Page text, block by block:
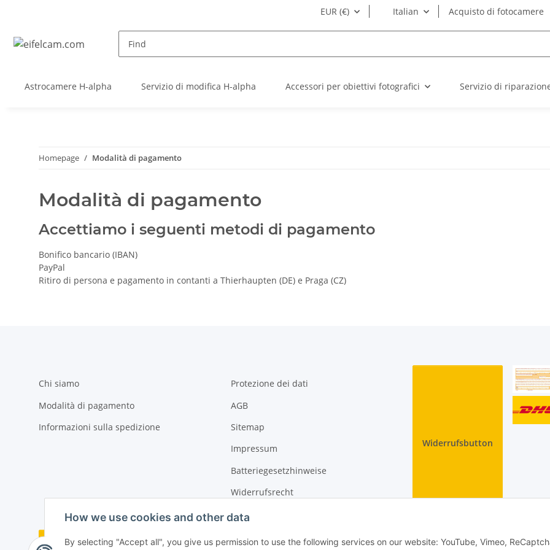
How we use cookies and other data
By selecting "Accept all", you give us permission to use the following services on our website: YouTube, Vimeo,
EUR (€) Italian Acquisto di fotocamere
Astrocamere H-alpha Servizio di modifica H-alpha Accessori per obiettivi fotografici Servizio di
Homepage Modalità di pagamento
Modalità di pagamento
Accettiamo i seguenti metodi di pagamento
Bonifico bancario (IBAN)
PayPal
Ritiro di persona e pagamento in contanti a Thierhaupten (DE) e Praga (CZ)
Chi siamo
Modalità di pagamento
Informazioni sulla spedizione
Protezione dei dati
AGB
Sitemap
Impressum
Batteriegesetzhinweise
Widerrufsrecht
Widerrufsbutton
#global.withdrawalForm#